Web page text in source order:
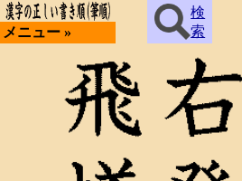
メニュー »
検
索